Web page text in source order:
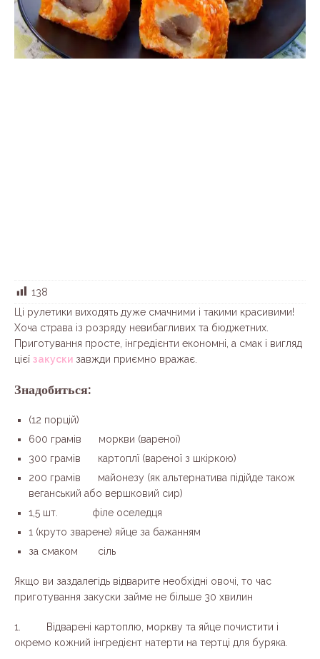
138
Ці рулетики виходять дуже смачними і такими красивими!
Хоча страва із розряду невибагливих та бюджетних.
Приготування просте, інгредієнти економні, а смак і вигляд
цієї закуски завжди приємно вражає.
Знадобиться:
(12 порцій)
600 грамів моркви (вареної)
300 грамів картоплї (вареної з шкіркою)
200 грамів майонезу (як альтернатива підійде також
веганський або вершковий сир)
1,5 шт. філе оселедця
1 (круто зварене) яйце за бажанням
за смаком сіль
Якщо ви заздалегідь відварите необхідні овочі, то час
приготування закуски займе не більше 30 хвилин
1. Відварені картоплю, моркву та яйце почистити і
окремо кожний інгредієнт натерти на тертці для буряка.